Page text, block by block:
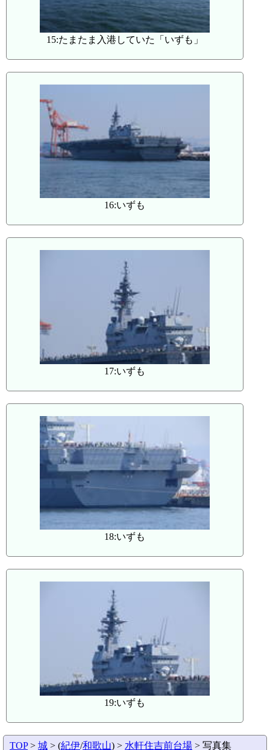
15:たまたま入港していた「いずも」
16:いずも
17:いずも
18:いずも
19:いずも
TOP> 城 > (紀伊/和歌山) > 水軒住吉前台場 > 写真集